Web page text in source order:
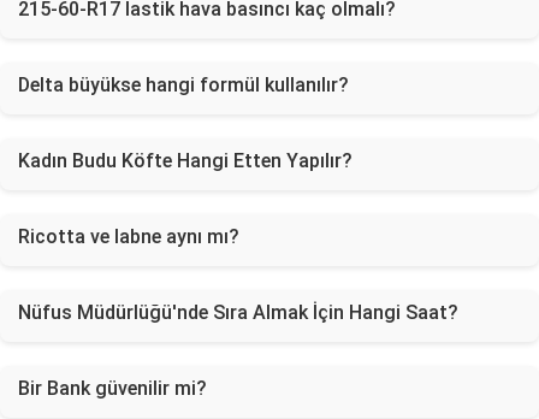
215-60-R17 lastik hava basıncı kaç olmalı?
Delta büyükse hangi formül kullanılır?
Kadın Budu Köfte Hangi Etten Yapılır?
Ricotta ve labne aynı mı?
Nüfus Müdürlüğü'nde Sıra Almak İçin Hangi Saat?
Bir Bank güvenilir mi?